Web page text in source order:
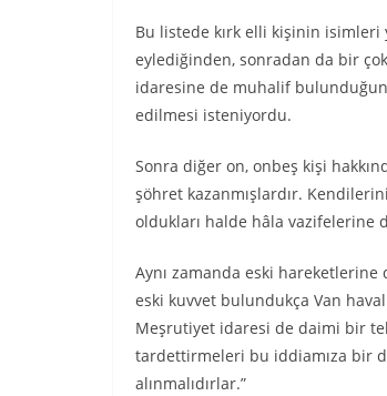
Bu listede kırk elli kişinin isimleri
eylediğinden, sonradan da bir
idaresine de muhalif
edilmesi isteniyordu.
Sonra diğer on, onbeş kişi
şöhret kazanmışlardır.
oldukları halde hâla vazifelerine
Aynı zamanda eski
eski kuvvet bulundukça Van
Meşrutiyet idaresi de daimi bir
tardettirmeleri bu iddiamıza bir
alınmalıdırlar.”